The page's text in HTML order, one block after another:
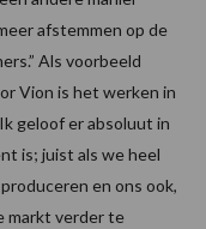
afstemmen op de
Als voorbeeld
Vion is het werken in
geloof er absoluut in
is; juist als we heel
en ons ook,
markt verder te